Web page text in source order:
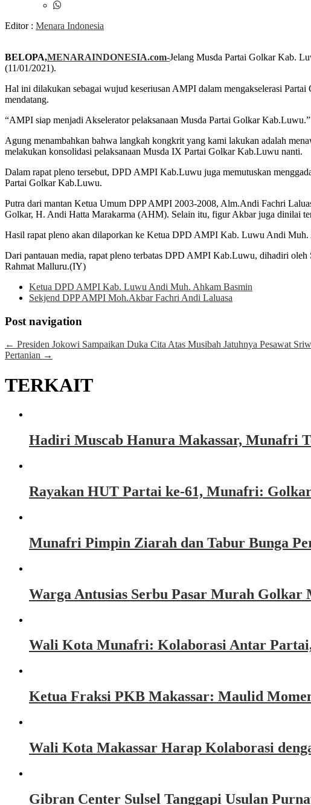
Editor : Menara Indonesia
BELOPA,MENARAINDONESIA.com-Jelang Musda Partai Golkar Kab.
(11/01/2021).
Hal ini dilakukan sebagai wujud keseriusan AMPI dalam mengakselerasi
mendatang.
“AMPI siap menjadi Akselerator pelaksanaan Musda Partai Golkar
Agung menambahkan bahwa langkah kongkrit yang kami lakukan adalah
melakukan konsolidasi pelaksanaan Musda IX Partai Golkar Kab.Luwu nanti.
Dalam rapat pleno tersebut, DPD AMPI Kab.Luwu juga memutuskan
Partai Golkar Kab.Luwu.
Putra dari mantan Ketua Umum DPP AMPI 2003-2008, Alm.Andi Fachri
Golkar, H. Andi Hatta Marakarma (AHM). Selain itu, figur Akbar juga dinilai
Hasil rapat pleno akan dilaporkan ke Ketua DPD AMPI Kab. Luwu Andi Muh.
Dari pantauan media, rapat pleno terbatas DPD AMPI Kab.Luwu, dihadiri
Rahmat Malluru.(IY)
Ketua DPD AMPI Kab. Luwu Andi Muh. Ahkam Basmin
Sekjend DPP AMPI Moh.Akbar Fachri Andi Laluasa
Post navigation
← Presiden Jokowi Sampaikan Duka Cita Atas Musibah Jatuhnya Pesawat
Pertanian →
TERKAIT
Hadiri Muscab Hanura Makassar, Munafri
Rayakan HUT Partai ke-61, Munafri:
Munafri Pimpin Ziarah dan Tabur Bunga
Warga Antusias Serbu Pasar Murah Golkar
Wali Kota Munafri: Kolaborasi Antar
Ketua Fraksi PKB Makassar: Maulid
Wali Kota Makassar Harap Kolaborasi
Gibran Center Sulsel Tanggapi Usulan